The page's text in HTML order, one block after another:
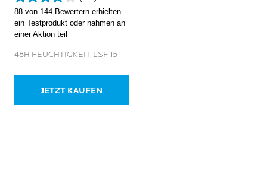
4.1
von
5
Sternen.
Bewertungen
88 von 144 Bewertern erhielten
ein Testprodukt oder nahmen an
einer Aktion teil
48H FEUCHTIGKEIT LSF 15
JETZT KAUFEN